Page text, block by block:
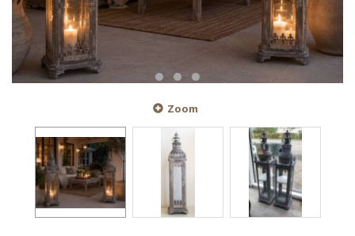
Zoom